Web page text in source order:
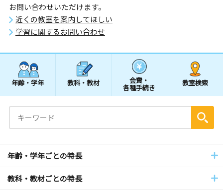
お問い合わせいただけます。
近くの教室を案内してほしい
学習に関するお問い合わせ
年齢・学年 教科・教材 会費・
各種手続き
教室検索
年齢・学年ごとの特長
教科・教材ごとの特長